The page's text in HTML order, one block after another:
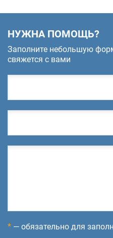
НУЖНА ПОМОЩЬ?
Заполните небольшую
свяжется с вами
* — обязательно для